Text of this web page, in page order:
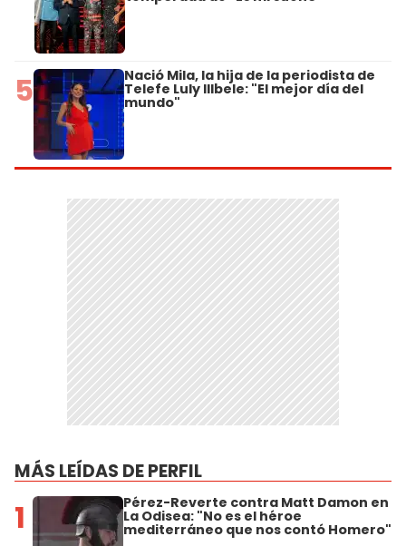
5 Nació Mila, la hija de la periodista de
Telefe Luly Illbele: "El mejor día del
mundo"
MÁS LEÍDAS DE PERFIL
1 Pérez-Reverte contra Matt Damon en
La Odisea: "No es el héroe
mediterráneo que nos contó Homero"